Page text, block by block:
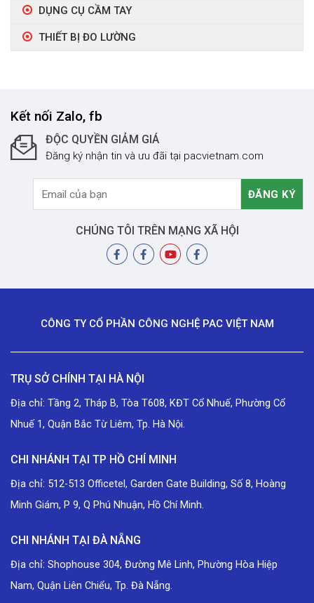
DỤNG CỤ CẦM TAY
THIẾT BỊ ĐO LƯỜNG
Kết nối Zalo, fb
ĐỘC QUYỀN GIẢM GIÁ
Đăng ký nhận tin và ưu đãi tại pacvietnam.com
CHÚNG TÔI TRÊN MẠNG XÃ HỘI
CÔNG TY CỔ PHẦN CÔNG NGHỆ PAC VIỆT NAM
TRỤ SỞ CHÍNH TẠI HÀ NỘI
Địa chỉ: Tầng 2, Tháp B, Tòa T608, KĐT Cổ Nhuế, Phường Cổ
Nhuế 1, Quận Bắc Từ Liêm, Tp. Hà Nội.
CHI NHÁNH TẠI TP HỒ CHÍ MINH
Địa chỉ: 512-513 Officetel, Garden Gate Building, Số 8, Hoàng
Minh Giám, P 9, Q Phú Nhuận, Hồ Chí Minh.
CHI NHÁNH TẠI ĐÀ NẴNG
Địa chỉ: Shophouse 304, Đường Mê Linh, Phường Hòa Hiệp
Nam, Quận Liên Chiểu, Tp. Đà Nẵng.